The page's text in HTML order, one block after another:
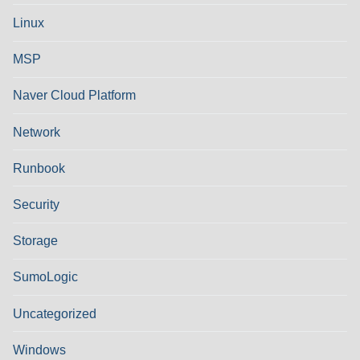
Linux
MSP
Naver Cloud Platform
Network
Runbook
Security
Storage
SumoLogic
Uncategorized
Windows